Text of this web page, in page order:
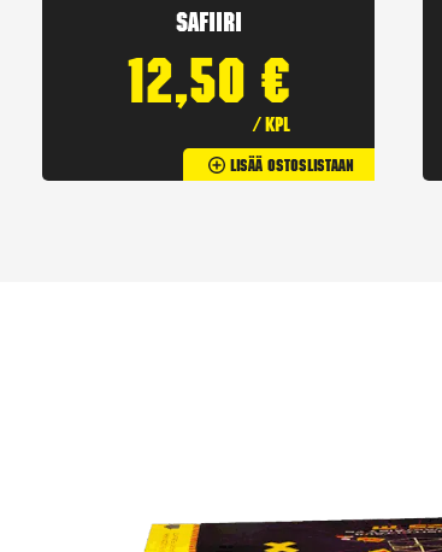
Safiiri
12,50 €
/ kpl
Lisää Ostoslistaan